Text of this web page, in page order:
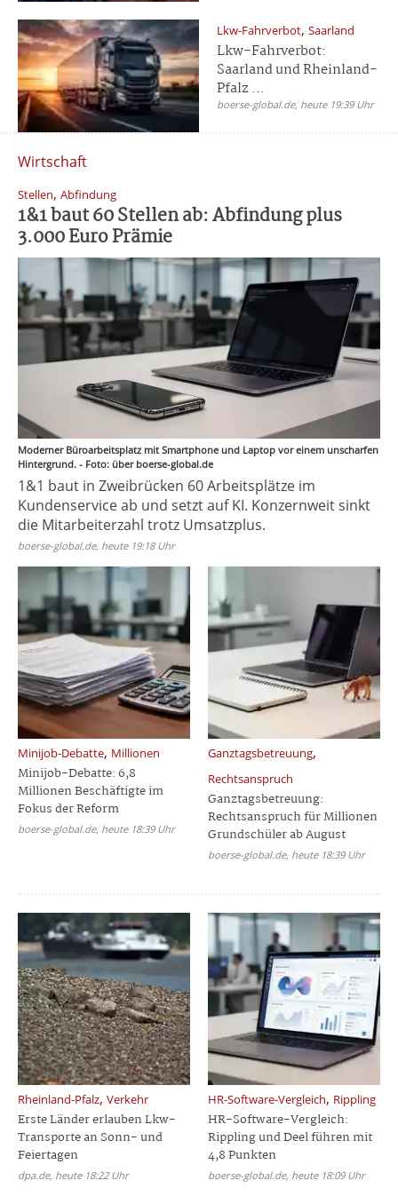
Lkw-Fahrverbot, Saarland
Lkw-Fahrverbot:
Saarland und Rheinland-
Pfalz ...
boerse-global.de, heute 19:39 Uhr
Wirtschaft
Stellen, Abfindung
1&1 baut 60 Stellen ab: Abfindung plus
3.000 Euro Prämie
Moderner Büroarbeitsplatz mit Smartphone und Laptop vor einem unscharfen
Hintergrund. - Foto: über boerse-global.de
1&1 baut in Zweibrücken 60 Arbeitsplätze im
Kundenservice ab und setzt auf KI. Konzernweit sinkt
die Mitarbeiterzahl trotz Umsatzplus.
boerse-global.de, heute 19:18 Uhr
Minijob-Debatte, Millionen
Minijob-Debatte: 6,8
Millionen Beschäftigte im
Fokus der Reform
boerse-global.de, heute 18:39 Uhr
Ganztagsbetreuung,
Rechtsanspruch
Ganztagsbetreuung:
Rechtsanspruch für Millionen
Grundschüler ab August
boerse-global.de, heute 18:39 Uhr
Rheinland-Pfalz, Verkehr
Erste Länder erlauben Lkw-
Transporte an Sonn- und
Feiertagen
dpa.de, heute 18:22 Uhr
HR-Software-Vergleich, Rippling
HR-Software-Vergleich:
Rippling und Deel führen mit
4,8 Punkten
boerse-global.de, heute 18:09 Uhr